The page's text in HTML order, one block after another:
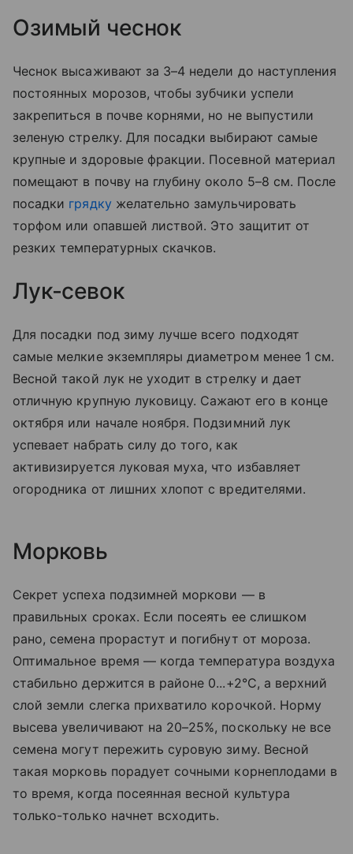
Озимый чеснок
Чеснок высаживают за 3–4 недели до наступления
постоянных морозов, чтобы зубчики успели
закрепиться в почве корнями, но не выпустили
зеленую стрелку. Для посадки выбирают самые
крупные и здоровые фракции. Посевной материал
помещают в почву на глубину около 5–8 см. После
посадки грядку желательно замульчировать
торфом или опавшей листвой. Это защитит от
резких температурных скачков.
Лук-севок
Для посадки под зиму лучше всего подходят
самые мелкие экземпляры диаметром менее 1 см.
Весной такой лук не уходит в стрелку и дает
отличную крупную луковицу. Сажают его в конце
октября или начале ноября. Подзимний лук
успевает набрать силу до того, как
активизируется луковая муха, что избавляет
огородника от лишних хлопот с вредителями.
Морковь
Секрет успеха подзимней моркови — в
правильных сроках. Если посеять ее слишком
рано, семена прорастут и погибнут от мороза.
Оптимальное время — когда температура воздуха
стабильно держится в районе 0...+2°C, а верхний
слой земли слегка прихватило корочкой. Норму
высева увеличивают на 20–25%, поскольку не все
семена могут пережить суровую зиму. Весной
такая морковь порадует сочными корнеплодами в
то время, когда посеянная весной культура
только-только начнет всходить.